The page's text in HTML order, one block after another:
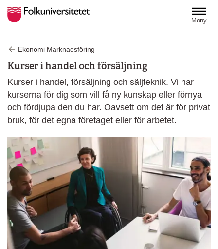
Meny
Ekonomi Marknadsföring
Kurser i handel och försäljning
Kurser i handel, försäljning och säljteknik. Vi har
kurserna för dig som vill få ny kunskap eller förnya
och fördjupa den du har. Oavsett om det är för privat
bruk, för det egna företaget eller för arbetet.